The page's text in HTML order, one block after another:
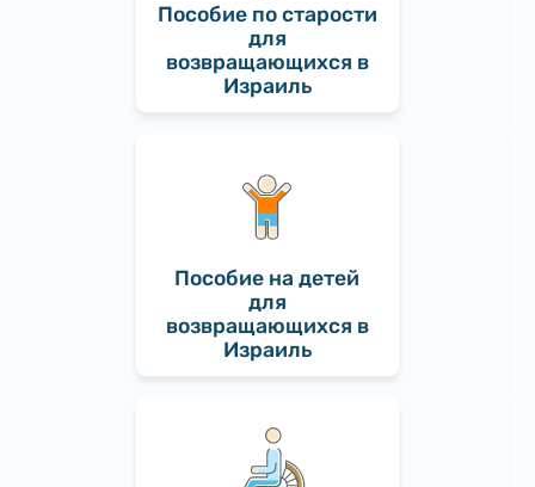
Пособие по старости
для
возвращающихся в
Израиль
Пособие на детей
для
возвращающихся в
Израиль